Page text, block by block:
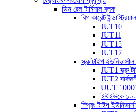
ডিন রেল টার্মিনাল ব্লক
বিগ কারেন্ট
JUT10
JUT11
JUT13
JUT17
স্ক্রু টাইপ ইউনিভার্সাল
JUT1 স্ক্রু
JUT2
UUT
ইউইউকে
স্প্রিং টাইপ